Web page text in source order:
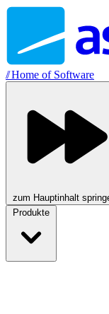
//Home of Software
zum Hauptinhalt
Produkte